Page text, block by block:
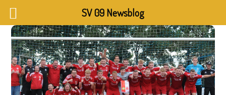
SV 09 Newsblog